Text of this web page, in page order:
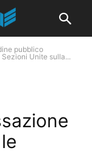
pubblico
Unite sulla...